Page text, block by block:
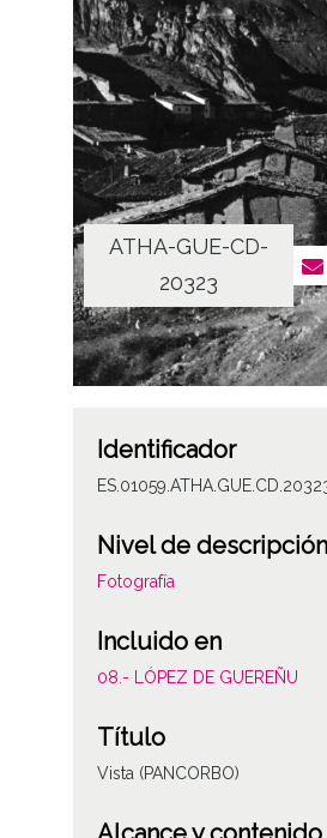
ATHA-GUE-CD-
20323
Identificador
Nivel de descripción
Fotografía
Incluido en
08.- LÓPEZ DE GUEREÑU
Título
Vista (PANCORBO)